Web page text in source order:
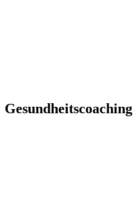
Gesundheitscoaching